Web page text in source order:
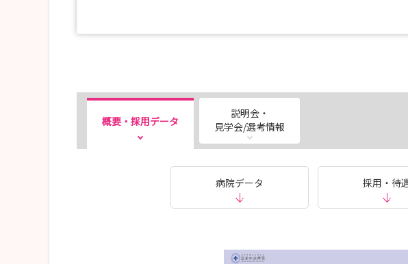
概要・採用データ
説明会・
見学会/選考情報
病院データ 採用・待